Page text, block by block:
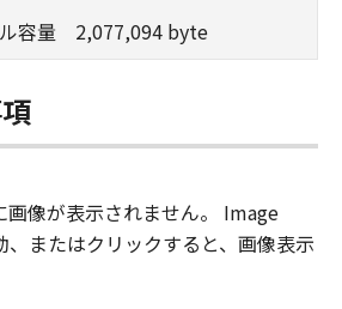
証もいたしません。
ヤノンマーケティングジャパ
よびキヤノンのライセンサー
ウェアの使用に付随または関
直接的または間接的な損失、
負いません。
日本国政府または該当国の政
許可等を得ることなしに、本
容量 2,077,094 byte
像が表示されません。 Image
またはクリックすると、画像表示